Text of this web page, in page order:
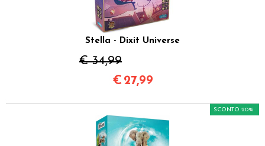
Stella - Dixit Universe
€ 34,99
€ 27,99
SCONTO 20%